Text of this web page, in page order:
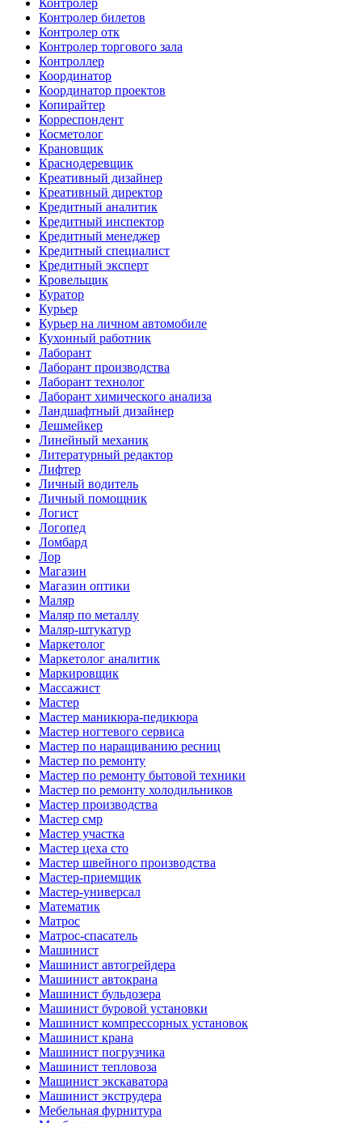
Контролер
Контролер билетов
Контролер отк
Контролер торгового зала
Контроллер
Координатор
Координатор проектов
Копирайтер
Корреспондент
Косметолог
Крановщик
Краснодеревщик
Креативный дизайнер
Креативный директор
Кредитный аналитик
Кредитный инспектор
Кредитный менеджер
Кредитный специалист
Кредитный эксперт
Кровельщик
Куратор
Курьер
Курьер на личном автомобиле
Кухонный работник
Лаборант
Лаборант производства
Лаборант технолог
Лаборант химического анализа
Ландшафтный дизайнер
Лешмейкер
Линейный механик
Литературный редактор
Лифтер
Личный водитель
Личный помощник
Логист
Логопед
Ломбард
Лор
Магазин
Магазин оптики
Маляр
Маляр по металлу
Маляр-штукатур
Маркетолог
Маркетолог аналитик
Маркировщик
Массажист
Мастер
Мастер маникюра-педикюра
Мастер ногтевого сервиса
Мастер по наращиванию ресниц
Мастер по ремонту
Мастер по ремонту бытовой техники
Мастер по ремонту холодильников
Мастер производства
Мастер смр
Мастер участка
Мастер цеха сто
Мастер швейного производства
Мастер-приемщик
Мастер-универсал
Математик
Матрос
Матрос-спасатель
Машинист
Машинист автогрейдера
Машинист автокрана
Машинист бульдозера
Машинист буровой установки
Машинист компрессорных установок
Машинист крана
Машинист погрузчика
Машинист тепловоза
Машинист экскаватора
Машинист экструдера
Мебельная фурнитура